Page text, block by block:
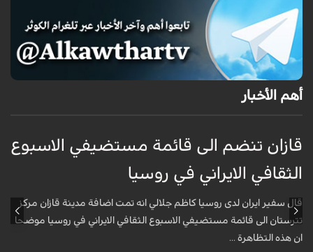
أهم الأخبار
قازان تنضم الى قائمة مستضيفي الاسبوع
الثقافي الايراني في روسيا
قال سفير ايران لدى روسيا كاظم جلالي انه تمت اضافة مدينة قازان مركز
تترستان الى قائمة مستضيفي الاسبوع الثقافي الايراني في روسيا موضحا
ان هذه التظاهرة ...